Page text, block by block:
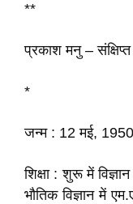
**
प्रकाश मनु –
*
जन्म : 12 मई, 1950
शिक्षा : शुरू में
भौतिक विज्ञान में